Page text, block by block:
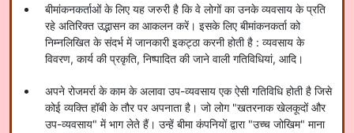
बीमांकनकर्ताओं के लिए यह जरुरी है कि वे लोगों का उनके व्यवसाय के प्रति
रहे अतिरिक्त उद्भासन का आकलन करें। इसके लिए बीमांकनकर्ता को
निम्नलिखित के संदर्भ में जानकारी इकट्ठा करनी होती है : व्यवसाय के
विवरण, कार्य की प्रकृति, निष्पादित की जाने वाली गतिविधियां, आदि।
अपने रोजमर्रा के काम के अलावा उप-व्यवसाय एक ऐसी गतिविधि होती है जिसे
कोई व्यक्ति हॉबी के तौर पर अपनाता है। जो लोग "खतरनाक खेलकूदों और
उप-व्यवसाय" में भाग लेते हैं। उन्हें बीमा कंपनियों द्वारा "उच्च जोखिम" माना